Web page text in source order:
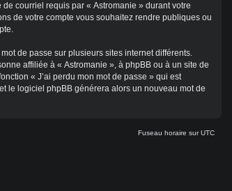
courriel requis par « Astromanie » durant votre
de votre compte vous souhaitez rendre publiques ou
de passe sur plusieurs sites internet différents.
affiliée à « Astromanie », à phpBB ou à un site de
« J’ai perdu mon mot de passe » qui est
le logiciel phpBB générera alors un nouveau mot de
Fuseau horaire surUTC